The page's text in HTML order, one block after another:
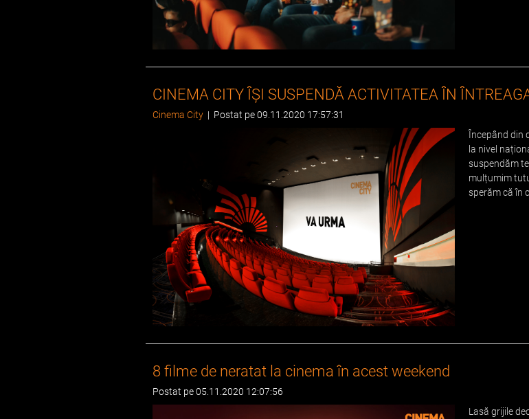
CINEMA CITY ÎȘI SUSPENDĂ ACTIVITATEA ÎN
Cinema City | Postat pe 09.11.2020 17:57:31
Începând din
la nivel
suspendăm
mulțumim
sperăm că în
8 filme de neratat la cinema în acest weekend
Postat pe 05.11.2020 12:07:56
Lasă grijile